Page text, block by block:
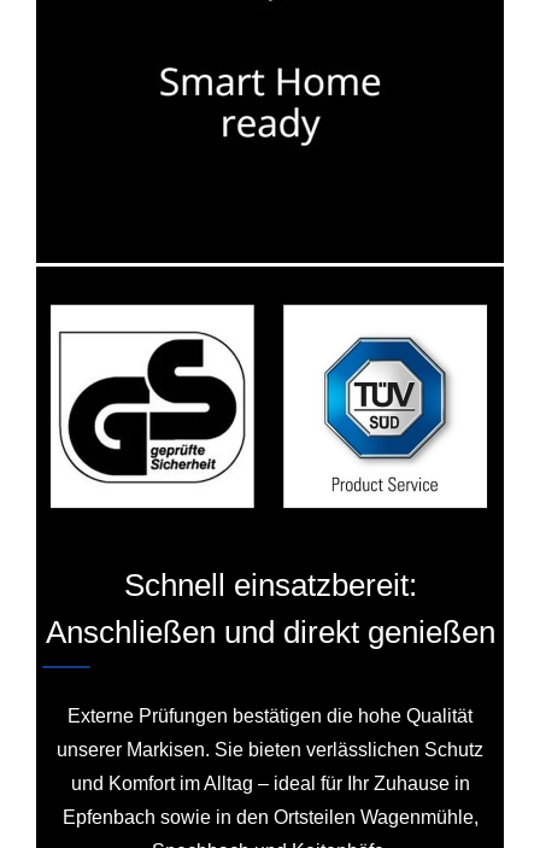
Schnell einsatzbereit:
Anschließen und direkt genießen
Externe Prüfungen bestätigen die hohe Qualität
unserer Markisen. Sie bieten verlässlichen Schutz
und Komfort im Alltag – ideal für Ihr Zuhause in
Epfenbach sowie in den Ortsteilen Wagenmühle,